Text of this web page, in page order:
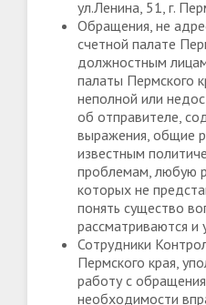
ул.Ленина, 51, г.
Обращения, не
счетной палате
должностным
палаты Пермского
неполной или
об отправителе,
выражения, общие
известным
проблемам, любую
которых не
понять существо
рассматриваются и
Сотрудники
Пермского края,
работу с
необходимости